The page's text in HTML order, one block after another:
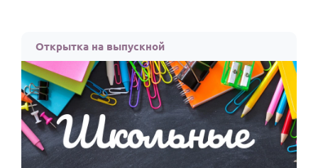
Открытка на выпускной